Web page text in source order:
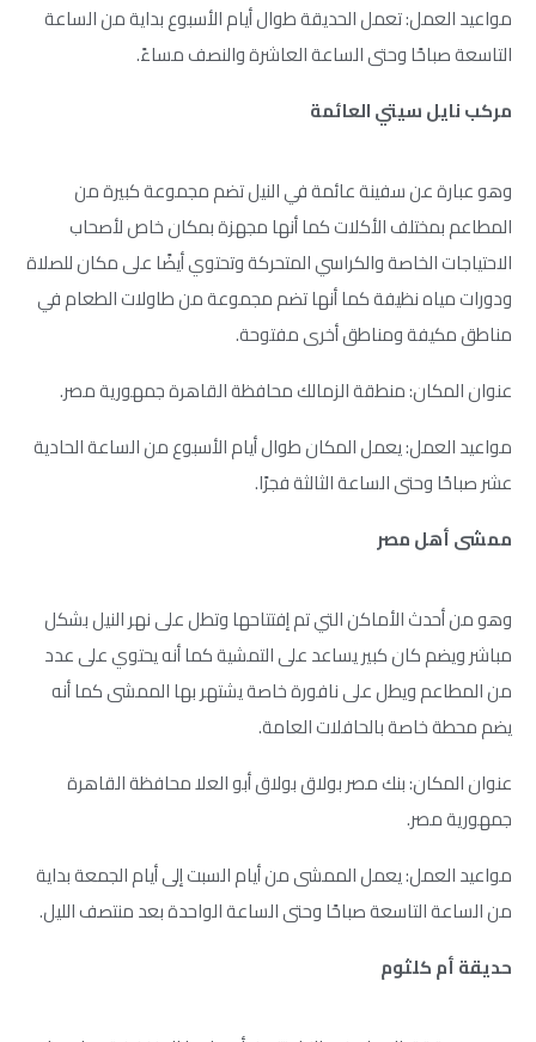
مواعيد العمل: تعمل الحديقة طوال أيام الأسبوع بداية من الساعة
التاسعة صباحًا وحتى الساعة العاشرة والنصف مساءً.
مركب نايل سيتي العائمة
وهو عبارة عن سفينة عائمة في النيل تضم مجموعة كبيرة من
المطاعم بمختلف الأكلات كما أنها مجهزة بمكان خاص لأصحاب
الاحتياجات الخاصة والكراسي المتحركة وتحتوي أيضًا على مكان للصلاة
ودورات مياه نظيفة كما أنها تضم مجموعة من طاولات الطعام في
مناطق مكيفة ومناطق أخرى مفتوحة.
عنوان المكان: منطقة الزمالك محافظة القاهرة جمهورية مصر.
مواعيد العمل: يعمل المكان طوال أيام الأسبوع من الساعة الحادية
عشر صباحًا وحتى الساعة الثالثة فجرًا.
ممشى أهل مصر
وهو من أحدث الأماكن التي تم إفتتاحها وتطل على نهر النيل بشكل
مباشر ويضم كان كبير يساعد على التمشية كما أنه يحتوي على عدد
من المطاعم ويطل على نافورة خاصة يشتهر بها الممشى كما أنه
يضم محطة خاصة بالحافلات العامة.
عنوان المكان: بنك مصر بولاق بولاق أبو العلا محافظة القاهرة
جمهورية مصر.
مواعيد العمل: يعمل الممشى من أيام السبت إلى أيام الجمعة بداية
من الساعة التاسعة صباحًا وحتى الساعة الواحدة بعد منتصف الليل.
حديقة أم كلثوم